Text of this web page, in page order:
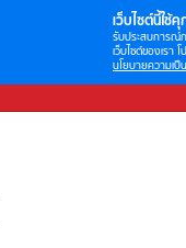
เว็บไซต์นี้ใช้คุ
รับประสบการณ์
เว็บไซต์ของเรา
นโยบายความเป็